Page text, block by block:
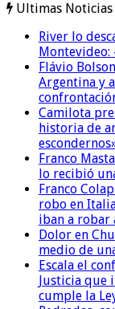
Ultimas Noticias
River lo
Montevideo:
Flávio
Argentina y
Camilota
historia de
Franco
lo recibió
Franco
robo en
iban a robar
Dolor en
medio de
Escala el
Justicia
cumple la